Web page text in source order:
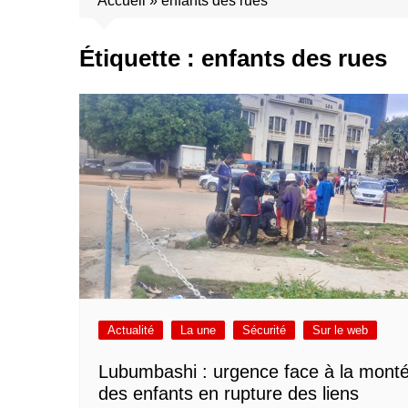
Étiquette : enfants des rues
Actualité La une Sécurité Sur le web
Lubumbashi : urgence face à la
des enfants en rupture des liens